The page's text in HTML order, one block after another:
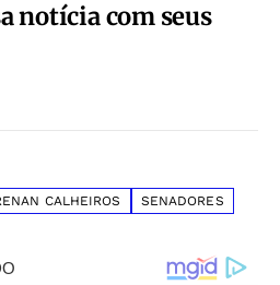
notícia com seus
CALHEIROS SENADORES